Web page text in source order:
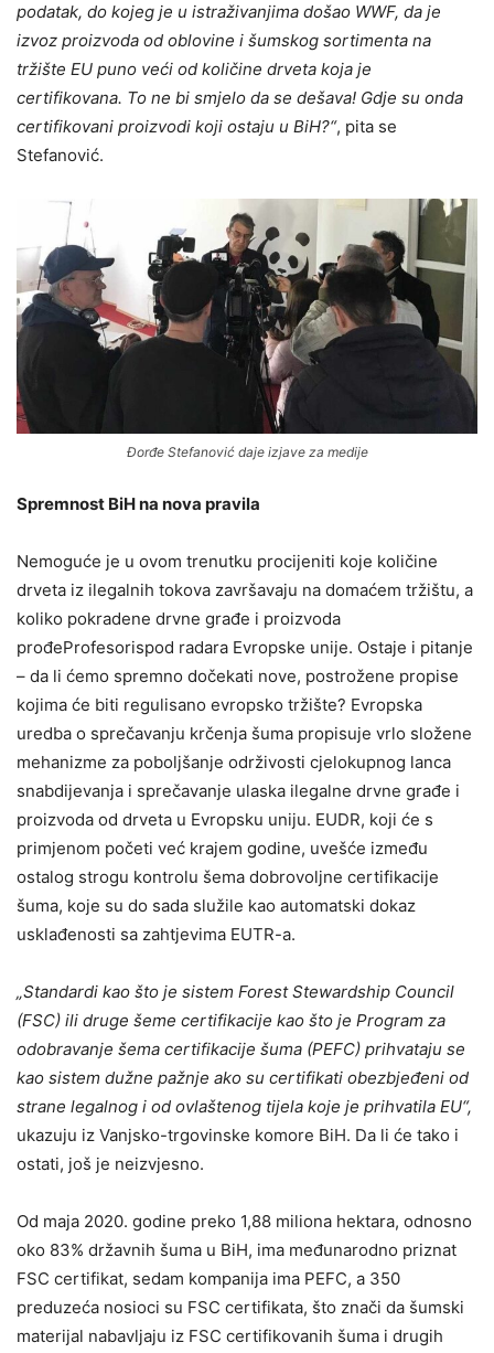
podatak, do kojeg je u istraživanjima došao WWF, da je
izvoz proizvoda od oblovine i šumskog sortimenta na
tržište EU puno veći od količine drveta koja je
certifikovana. To ne bi smjelo da se dešava! Gdje su onda
certifikovani proizvodi koji ostaju u BiH?“, pita se
Stefanović.
Đorđe Stefanović daje izjave za medije
Spremnost BiH na nova pravila
Nemoguće je u ovom trenutku procijeniti koje količine
drveta iz ilegalnih tokova završavaju na domaćem tržištu, a
koliko pokradene drvne građe i proizvoda
prođeProfesorispod radara Evropske unije. Ostaje i pitanje
– da li ćemo spremno dočekati nove, postrožene propise
kojima će biti regulisano evropsko tržište? Evropska
uredba o sprečavanju krčenja šuma propisuje vrlo složene
mehanizme za poboljšanje održivosti cjelokupnog lanca
snabdijevanja i sprečavanje ulaska ilegalne drvne građe i
proizvoda od drveta u Evropsku uniju. EUDR, koji će s
primjenom početi već krajem godine, uvešće između
ostalog strogu kontrolu šema dobrovoljne certifikacije
šuma, koje su do sada služile kao automatski dokaz
usklađenosti sa zahtjevima EUTR-a.
„Standardi kao što je sistem Forest Stewardship Council
(FSC) ili druge šeme certifikacije kao što je Program za
odobravanje šema certifikacije šuma (PEFC) prihvataju se
kao sistem dužne pažnje ako su certifikati obezbjeđeni od
strane legalnog i od ovlaštenog tijela koje je prihvatila EU“,
ukazuju iz Vanjsko-trgovinske komore BiH. Da li će tako i
ostati, još je neizvjesno.
Od maja 2020. godine preko 1,88 miliona hektara, odnosno
oko 83% državnih šuma u BiH, ima međunarodno priznat
FSC certifikat, sedam kompanija ima PEFC, a 350
preduzeća nosioci su FSC certifikata, što znači da šumski
materijal nabavljaju iz FSC certifikovanih šuma i drugih